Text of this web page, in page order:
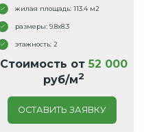
жилая площадь: 113.4 м2
размеры: 9.8x8.3
этажность: 2
Стоимость от 52 000
руб/м2
ОСТАВИТЬ ЗАЯВКУ